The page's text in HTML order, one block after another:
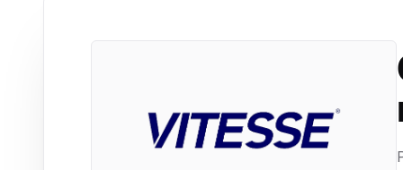
Компьютерная техника